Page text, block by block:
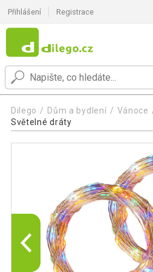
Přihlášení Registrace
Dilego Dům a bydlení Vánoce
Světelné dráty